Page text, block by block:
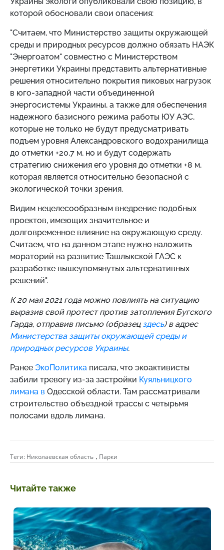
которой обосновали свои опасения:
"Считаем, что Министерство защиты окружающей
среды и природных ресурсов должно обязать НАЭК
"Энергоатом" совместно с Министерством
энергетики Украины представить альтернативные
решения относительно покрытия пиковых нагрузок
в юго-западной части объединенной
энергосистемы Украины, а также для обеспечения
надежного базисного режима работы ЮУ АЭС,
которые не только не будут предусматривать
подъем уровня Александровского водохранилища
до отметки +20,7 м, но и будут содержать
стратегию снижения его уровня до отметки +8 м,
которая является относительно безопасной с
экологической точки зрения.
Видим нецелесообразным внедрение подобных
проектов, имеющих значительное и
долговременное влияние на окружающую среду.
Считаем, что на данном этапе нужно наложить
мораторий на развитие Ташлыкской ГАЭС к
разработке вышеупомянутых альтернативных
решений".
К 20 мая 2021 года можно повлиять на ситуацию
выразив свой протест против затопления Бугского
Гарда, отправив письмо (образец здесь) в адрес
Министерства защиты окружающей среды и
природных ресурсов Украины.
Ранее ЭкоПолитика писала, что экоактивисты
забили тревогу из-за застройки Куяльницкого
лимана в Одесской области. Там рассматривали
строительство объездной трассы с четырьмя
полосами вдоль лимана.
Теги: Николаевская область , Парки
Читайте также